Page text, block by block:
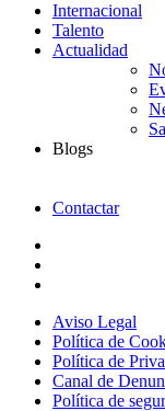
Internacional
Talento
Actualidad
Blogs
Contactar
Aviso Legal
Política de
Política de
Canal de
Política de